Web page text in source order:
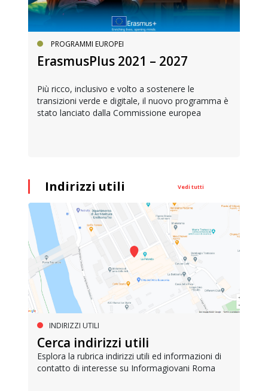
PROGRAMMI EUROPEI
ErasmusPlus 2021 – 2027
Più ricco, inclusivo e volto a sostenere le
transizioni verde e digitale, il nuovo programma è
stato lanciato dalla Commissione europea
Indirizzi utili Vedi tutti
INDIRIZZI UTILI
Cerca indirizzi utili
Esplora la rubrica indirizzi utili ed informazioni di
contatto di interesse su Informagiovani Roma